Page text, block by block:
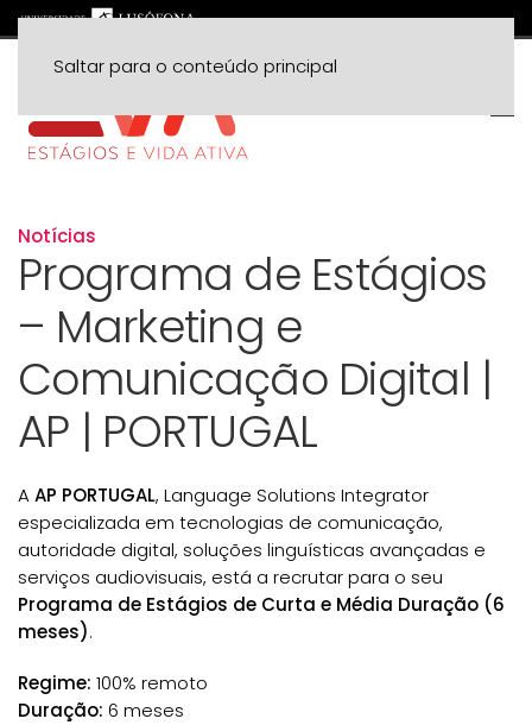
Saltar para o conteúdo principal
Notícias
Programa de Estágios
– Marketing e
Comunicação Digital |
AP | PORTUGAL
AAP PORTUGAL, Language Solutions Integrator
especializada em tecnologias de comunicação,
autoridade digital, soluções linguísticas avançadas e
serviços audiovisuais, está a recrutar para o seu
Programa de Estágios de Curta e Média Duração (6
meses).
Regime: 100% remoto
Duração: 6 meses